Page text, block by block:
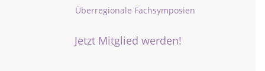
Überregionale Fachsymposien
Jetzt Mitglied werden!